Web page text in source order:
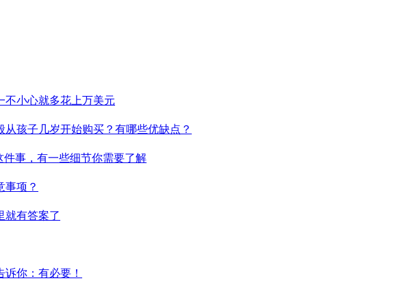
不小心就多花上万美元
孩子几岁开始购买？有哪些优缺点？
事，有一些细节你需要了解
事项？
就有答案了
你：有必要！